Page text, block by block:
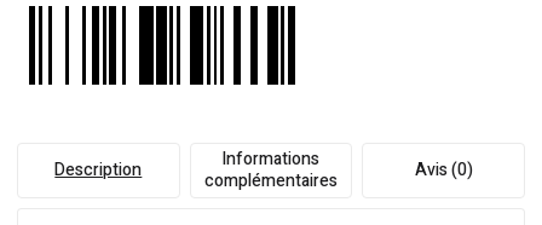
Description
Informations
complémentaires
Avis (0)